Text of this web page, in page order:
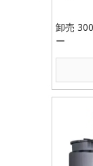
卸売
ー